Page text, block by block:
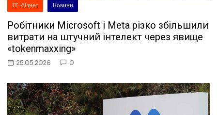
ІТ-бізнес Новини
Робітники Microsoft і Meta різко збільшили
витрати на штучний інтелект через явище
«tokenmaxxing»
25.05.2026 0